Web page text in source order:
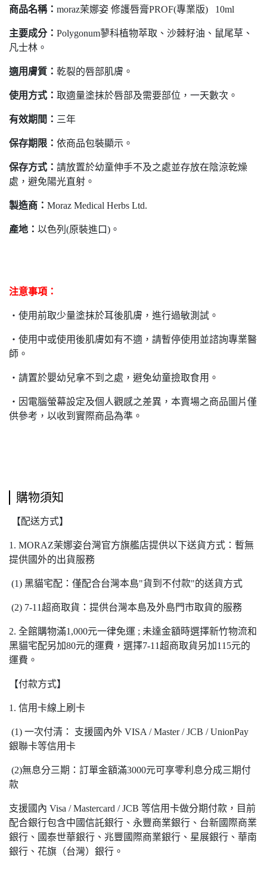
商品名稱： moraz茉娜姿 修護唇膏PROF(專業版) 10ml
主要成分： Polygonum蓼科植物萃取、沙棘籽油、鼠尾草、
凡士林。
適用膚質： 乾裂的唇部肌膚。
使用方式： 取適量塗抹於唇部及需要部位，一天數次。
有效期間： 三年
保存期限： 依商品包裝顯示。
保存方式： 請放置於幼童伸手不及之處並存放在陰涼乾燥
處，避免陽光直射。
製造商： Moraz Medical Herbs Ltd.
產地： 以色列(原裝進口)。
注意事項：
‧ 使用前取少量塗抹於耳後肌膚，進行過敏測試。
‧ 使用中或使用後肌膚如有不適，請暫停使用並諮詢專業醫
師。
‧ 請置於嬰幼兒拿不到之處，避免幼童撿取食用。
‧ 因電腦螢幕設定及個人觀感之差異，本賣場之商品圖片僅
供參考，以收到實際商品為準。
購物須知
【配送方式】
1. MORAZ茉娜姿台灣官方旗艦店提供以下送貨方式：暫無
提供國外的出貨服務
(1) 黑貓宅配：僅配合台灣本島"貨到不付款"的送貨方式
(2) 7-11超商取貨：提供台灣本島及外島門市取貨的服務
2. 全館購物滿1,000元一律免運 ; 未達金額時選擇新竹物流和
黑貓宅配另加80元的運費，選擇7-11超商取貨另加115元的
運費。
【付款方式】
1. 信用卡線上刷卡
(1) 一次付清： 支援國內外 VISA / Master / JCB / UnionPay
銀聯卡等信用卡
(2)無息分三期：訂單金額滿3000元可享零利息分成三期付
款
支援國內 Visa / Mastercard / JCB 等信用卡做分期付款，目前
配合銀行包含中國信託銀行、永豐商業銀行、台新國際商業
銀行、國泰世華銀行、兆豐國際商業銀行、星展銀行、華南
銀行、花旗（台灣）銀行。